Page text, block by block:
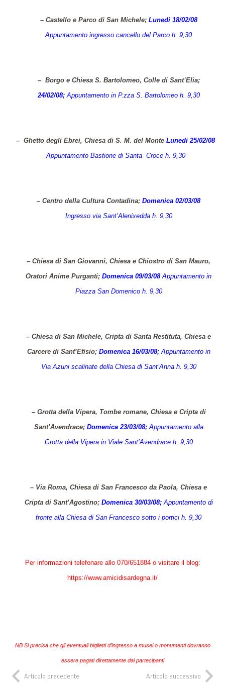
– Castello e Parco di San Michele; Lunedi 18/02/08
Appuntamento ingresso cancello del Parco h. 9,30
– Borgo e Chiesa S. Bartolomeo, Colle di Sant’Elia;
24/02/08; Appuntamento in P.zza S. Bartolomeo h. 9,30
– Ghetto degli Ebrei, Chiesa di S. M. del Monte Lunedi 25/02/08
Appuntamento Bastione di Santa Croce h. 9,30
– Centro della Cultura Contadina; Domenica 02/03/08
Ingresso via Sant’Alenixedda h. 9,30
– Chiesa di San Giovanni, Chiesa e Chiostro di San Mauro,
Oratori Anime Purganti; Domenica 09/03/08Appuntamento in
Piazza San Domenico h. 9,30
– Chiesa di San Michele, Cripta di Santa Restituta, Chiesa e
Carcere di Sant’Efisio; Domenica 16/03/08;Appuntamento in
Via Azuni scalinate della Chiesa di Sant’Anna h. 9,30
– Grotta della Vipera, Tombe romane, Chiesa e Cripta di
Sant’Avendrace; Domenica 23/03/08;Appuntamento alla
Grotta della Vipera in Viale Sant’Avendrace h. 9,30
– Via Roma, Chiesa di San Francesco da Paola, Chiesa e
Cripta di Sant’Agostino; Domenica 30/03/08;Appuntamento di
fronte alla Chiesa di San Francesco sotto i portici h. 9,30
Per informazioni telefonare allo 070/651884 o visitare il blog:
https://www.amicidisardegna.it/
NB Si precisa che gli eventuali biglietti d’ingresso a musei o monumenti dovranno
essere pagati direttamente dai partecipanti
Articolo precedente Articolo successivo